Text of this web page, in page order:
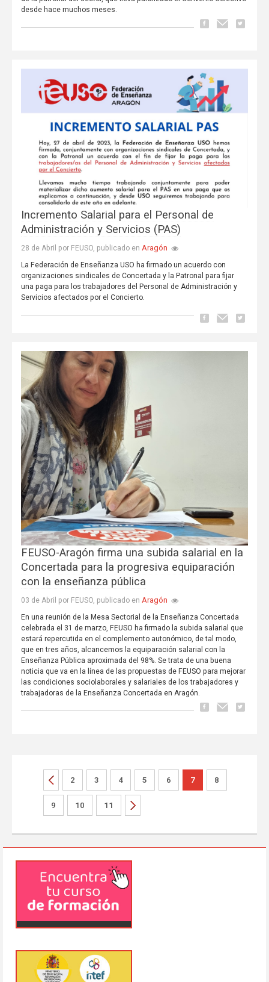
desde hace muchos meses.
Incremento Salarial para el Personal de
Administración y Servicios (PAS)
28 de Abril por FEUSO, publicado en Aragón
La Federación de Enseñanza USO ha firmado un acuerdo con
organizaciones sindicales de Concertada y la Patronal para fijar
una paga para los trabajadores del Personal de Administración y
Servicios afectados por el Concierto.
FEUSO-Aragón firma una subida salarial en la
Concertada para la progresiva equiparación
con la enseñanza pública
03 de Abril por FEUSO, publicado en Aragón
En una reunión de la Mesa Sectorial de la Enseñanza Concertada
celebrada el 31 de marzo, FEUSO ha firmado la subida salarial que
estará repercutida en el complemento autonómico, de tal modo,
que en tres años, alcancemos la equiparación salarial con la
Enseñanza Pública aproximada del 98%. Se trata de una buena
noticia que va en la línea de las propuestas de FEUSO para mejorar
las condiciones sociolaborales y salariales de los trabajadores y
trabajadoras de la Enseñanza Concertada en Aragón.
2 3 4 5 6 7 8
9 10 11